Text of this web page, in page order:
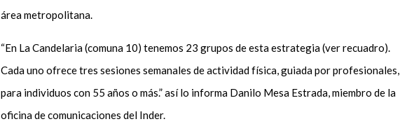
área metropolitana.
“En La Candelaria (comuna 10) tenemos 23 grupos de esta estrategia (ver recuadro).
Cada uno ofrece tres sesiones semanales de actividad física, guiada por profesionales,
para individuos con 55 años o más.” así lo informa Danilo Mesa Estrada, miembro de la
oficina de comunicaciones del Inder.